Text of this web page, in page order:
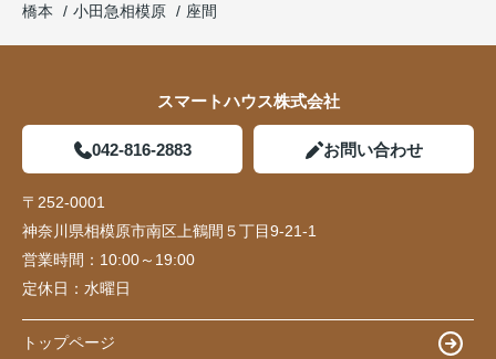
橋本
小田急相模原 座間
スマートハウス株式会社
042-816-2883 お問い合わせ
〒252-0001
神奈川県相模原市南区上鶴間５丁目9-21-1
営業時間： 10:00～19:00
定休日： 水曜日
トップページ